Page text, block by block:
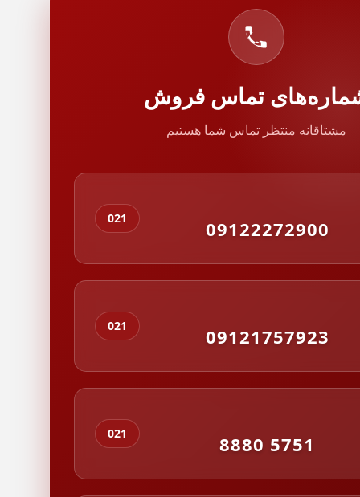
تماس فروش
مشتاقانه منتظر تماس شما هستیم
09122272900
021
09121757923
021
8880 5751
021